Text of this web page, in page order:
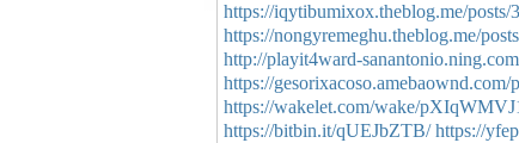
https://iqytibumixox.theblog.me/posts/
https://nongyremeghu.theblog.me/
http://playit4ward-
https://gesorixacoso.amebaownd.com/
https://wakelet.com/wake/
https://bitbin.it/qUEJbZTB/ https://